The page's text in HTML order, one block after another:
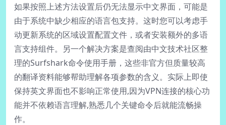
如果按照上述方法设置后仍无法显示中文界面，可能是
由于系统中缺少相应的语言包支持。这时您可以考虑手
动更新系统的区域设置配置文件，或者安装额外的多语
言支持组件。另一个解决方案是查阅由中文技术社区整
理的Surfshark命令使用手册，这些非官方但质量较高
的翻译资料能够帮助理解各项参数的含义。实际上即使
保持英文界面也不影响正常使用,因为VPN连接的核心功
能并不依赖语言理解,熟悉几个关键命令后就能流畅操
作。